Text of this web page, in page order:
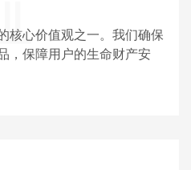
核心价值观之一。我们确保
，保障用户的生命财产安